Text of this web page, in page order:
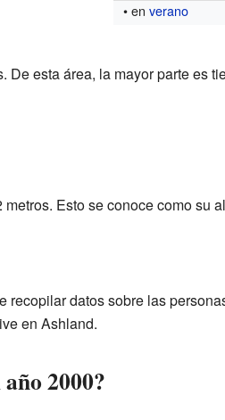
• enverano
esta área, la mayor parte es
Esto se conoce como su
recopilar datos sobre las
en Ashland.
2000?